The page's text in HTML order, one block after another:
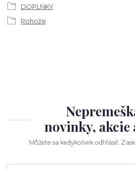
DOPLNKY
Rohože
novinky, akcie
Môžete sa kedykoľvek odhlásiť.